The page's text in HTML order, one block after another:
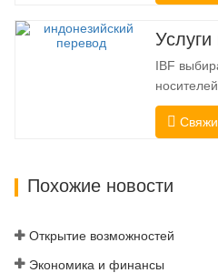
органах
IBF
Похожие новости
Открытие возможностей
Экономика и финансы